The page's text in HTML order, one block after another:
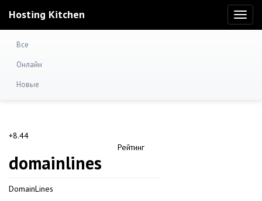
Hosting Kitchen
Все
Онлайн
Новые
+8.44
Рейтинг
domainlines
DomainLines